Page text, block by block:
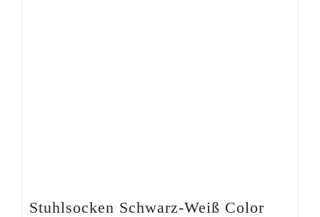
Stuhlsocken Schwarz-Weiß Color